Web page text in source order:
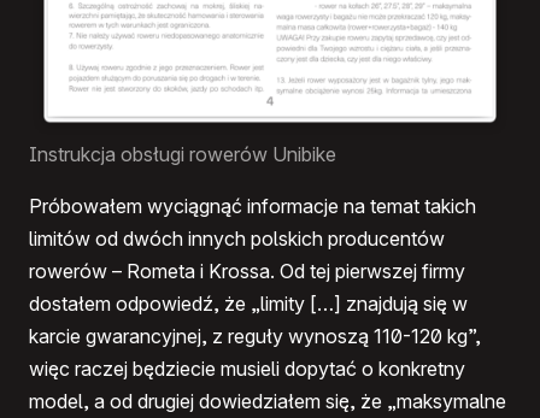
Instrukcja obsługi rowerów Unibike
Próbowałem wyciągnąć informacje na temat takich
limitów od dwóch innych polskich producentów
rowerów – Rometa i Krossa. Od tej pierwszej firmy
dostałem odpowiedź, że „limity […] znajdują się w
karcie gwarancyjnej, z reguły wynoszą 110-120 kg”,
więc raczej będziecie musieli dopytać o konkretny
model, a od drugiej dowiedziałem się, że „maksymalne